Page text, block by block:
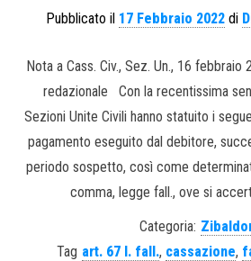
Pubblicato il 17 Febbraio 2022di
Nota a Cass. Civ., Sez. Un., 16 febbraio
redazionale Con la recentissima
Sezioni Unite Civili hanno statuito i
pagamento eseguito dal debitore,
periodo sospetto, così come
comma, legge fall., ove si
Categoria:
Tag art. 67 l. fall., cassazione,